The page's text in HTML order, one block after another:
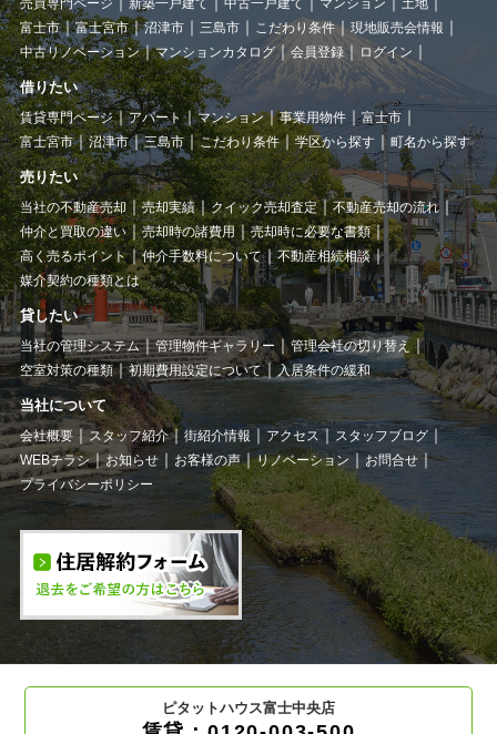
売買専門ページ 新築一戸建て 中古一戸建て マンション
土地
富士市
富士宮市 沼津市 三島市 こだわり条件
現地販売会情報
中古リノベーション
マンションカタログ 会員登録 ログイン
借りたい
賃貸専門ページ アパート マンション 事業用物件
富士市
富士宮市
沼津市 三島市 こだわり条件 学区から探す 町名から探す
売りたい
当社の不動産売却 売却実績 クイック売却査定
不動産売却の流れ
仲介と買取の違い
売却時の諸費用
売却時に必要な書類
高く売るポイント
仲介手数料について
不動産相続相談
媒介契約の種類とは
貸したい
当社の管理システム 管理物件ギャラリー
管理会社の切り替え
空室対策の種類
初期費用設定について 入居条件の緩和
当社について
会社概要 スタッフ紹介 街紹介情報 アクセス
スタッフブログ
WEBチラシ
お知らせ お客様の声 リノベーション
お問合せ
プライバシーポリシー
ピタットハウス富士中央店